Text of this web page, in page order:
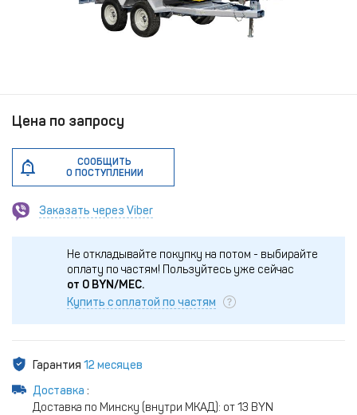
Цена по запросу
СООБЩИТЬ
О ПОСТУПЛЕНИИ
Заказать через Viber
Не откладывайте покупку на потом - выбирайте
оплату по частям! Пользуйтесь уже сейчас
от 0 BYN/МЕС.
Купить с оплатой по частям
Гарантия 12 месяцев
Доставка :
Доставка по Минску (внутри МКАД): от 13 BYN